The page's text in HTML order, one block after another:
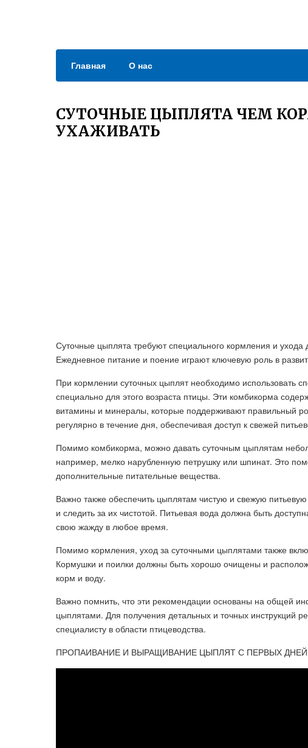
Главная О нас
СУТОЧНЫЕ ЦЫПЛЯТА ЧЕМ
УХАЖИВАТЬ
Суточные цыплята требуют специального кормления и
Ежедневное питание и поение играют ключевую роль в
При кормлении суточных цыплят необходимо использовать
специально для этого возраста птицы. Эти комбикорма
витамины и минералы, которые поддерживают правильный
регулярно в течение дня, обеспечивая доступ к свежей
Помимо комбикорма, можно давать суточным цыплятам
например, мелко нарубленную петрушку или шпинат. Это
дополнительные питательные вещества.
Важно также обеспечить цыплятам чистую и свежую
и следить за их чистотой. Питьевая вода должна быть
свою жажду в любое время.
Помимо кормления, уход за суточными цыплятами также
Кормушки и поилки должны быть хорошо очищены и
корм и воду.
Важно помнить, что эти рекомендации основаны на общей
цыплятами. Для получения детальных и точных инструкций
специалисту в области птицеводства.
ПРОПАИВАНИЕ И ВЫРАЩИВАНИЕ ЦЫПЛЯТ С ПЕРВЫХ